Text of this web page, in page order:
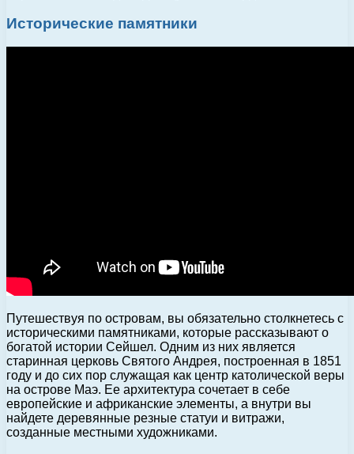
Исторические памятники
Путешествуя по островам, вы обязательно столкнетесь с
историческими памятниками, которые рассказывают о
богатой истории Сейшел. Одним из них является
старинная церковь Святого Андрея, построенная в 1851
году и до сих пор служащая как центр католической веры
на острове Маэ. Ее архитектура сочетает в себе
европейские и африканские элементы, а внутри вы
найдете деревянные резные статуи и витражи,
созданные местными художниками.